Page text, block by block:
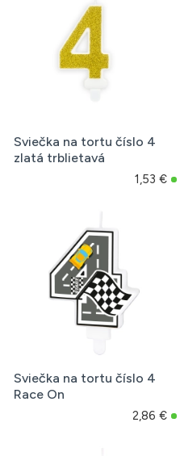
Sviečka na tortu číslo 4
zlatá trblietavá
1,53 €
Sviečka na tortu číslo 4
Race On
2,86 €